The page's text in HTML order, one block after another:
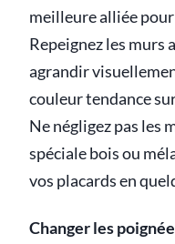
meilleure alliée
Repeignez les murs
agrandir
couleur tendance
Ne négligez pas les
spéciale bois ou
vos placards en
Changer les